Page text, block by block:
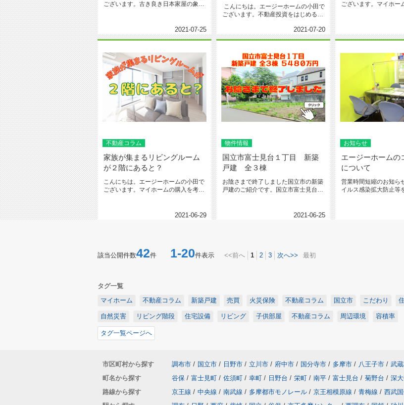
ございます。古き良き日本家屋の象徴
2021-07-25
こんにちは。エージーホームの小田で
ございます。不動産投資をはじめる
2021-07-20
ございます。マイホー
不動産コラム
家族が集まるリビングルーム
が２階にあると？
こんにちは。エージーホームの小田で
ございます。マイホームの購入を考え
2021-06-29
物件情報
国立市富士見台１丁目 新築
戸建 全３棟
お陰さまで終了しました国立市の新築
戸建のご紹介です。国立市富士見台１
2021-06-25
お知らせ
エージーホームの
について
営業時間短縮のお知ら
イルス感染拡大防止等
該当公開件数42件 1-20件表示 <<前へ 1 2 3 次へ>> 最初
タグ一覧
マイホーム
不動産コラム 新築戸建 売買 火災保険 不動産コラム 国立市 こだわり
自然災害 リビング階段 住宅設備 リビング 子供部屋 不動産コラム 周辺環境 容積率
タグ一覧ページへ
市区町村から探す 調布市 / 国立市 / 日野市 / 立川市 / 府中市 / 国分寺市 / 多摩市 / 八王子市 / 武
町名から探す
谷保 / 富士見町 / 佐須町 / 幸町 / 日野台 / 栄町 / 南平 / 富士見台 / 菊野台 / 深
路線から探す
京王線 / 中央線 / 南武線 / 多摩都市モノレール / 京王相模原線 / 青梅線 / 西武